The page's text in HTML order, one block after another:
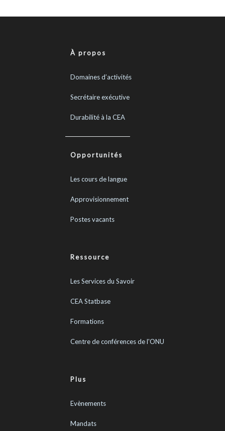
À propos
Domaines d’activités
Secrétaire exécutive
Durabilité à la CEA
Opportunités
Les cours de langue
Approvisionnement
Postes vacants
Ressource
Les Services du Savoir
CEA Statbase
Formations
Centre de conférences de l'ONU
Plus
Evènements
Mandats